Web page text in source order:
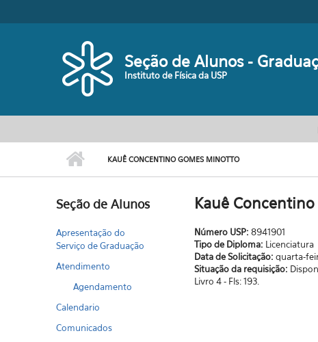
Seção de Alunos -
Instituto de Física da USP
KAUÊ CONCENTINO GOMES MINOTTO
Seção de Alunos
Apresentação do
Serviço de Graduação
Atendimento
Agendamento
Calendario
Comunicados
Kauê
Número USP: 8941901
Tipo de Diploma: Licenciatura
Data de Solicitação: quarta-
Situação da requisição:
Livro 4 - Fls: 193.